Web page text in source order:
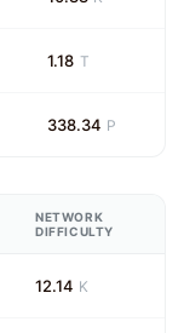
1.18 T
338.34 P
NETWORK
DIFFICULTY
12.14 K